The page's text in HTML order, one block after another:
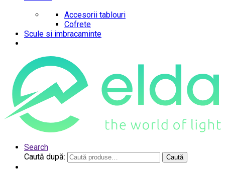
Accesorii tablouri
Cofrete
Scule si imbracaminte
Search
Caută după:
Caută